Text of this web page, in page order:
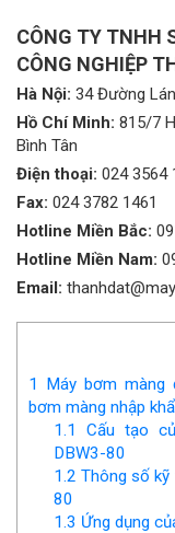
CÔNG TY TNHH
CÔNG NGHIỆP
Hà Nội: 34 Đường
Hồ Chí Minh: 815/7
Bình Tân
Điện thoại: 024 3564
Fax: 024 3782 1461
Hotline Miền Bắc:
Hotline Miền Nam:
Email:
1 Máy bơm màng
bơm màng nhập
1.1 Cấu tạo
DBW3-80
1.2 Thông số kỹ
80
1.3 Ứng dụng